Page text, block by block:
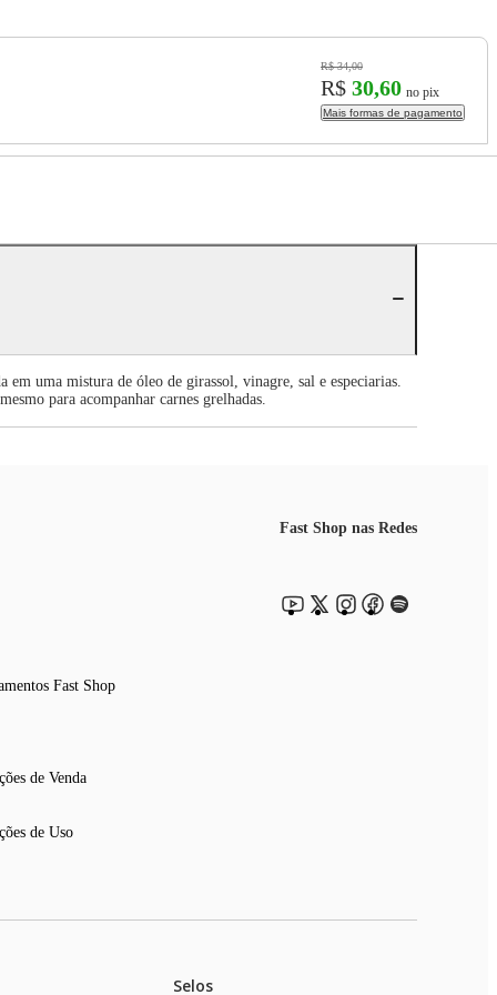
R$ 34,00
R$ 30,60 no pix
Mais formas de pagamento
em uma mistura de óleo de girassol, vinagre, sal e especiarias.
para acompanhar carnes grelhadas.
Fast Shop
de Venda
de Uso
Fast Shop nas Redes
Selos